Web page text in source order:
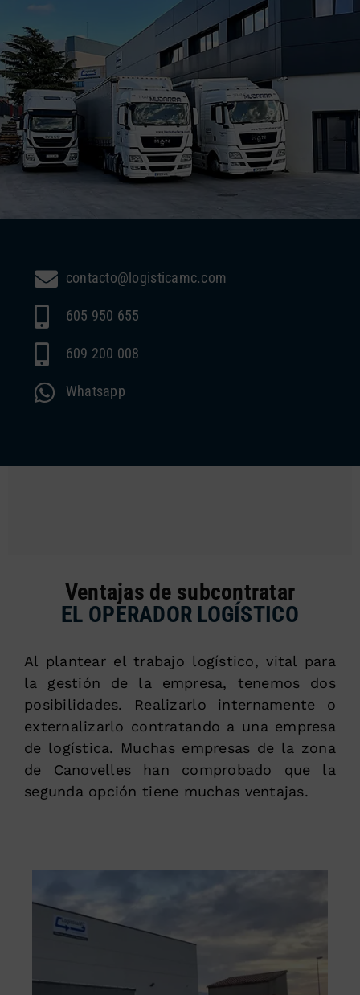
contacto@logisticamc.com
605 950 655
609 200 008
Whatsapp
Ventajas de subcontratar
EL OPERADOR LOGÍSTICO
Al plantear el trabajo logístico, vital para
la gestión de la empresa, tenemos dos
posibilidades. Realizarlo internamente o
externalizarlo contratando a una empresa
de logística. Muchas empresas de la zona
de Canovelles han comprobado que la
segunda opción tiene muchas ventajas.